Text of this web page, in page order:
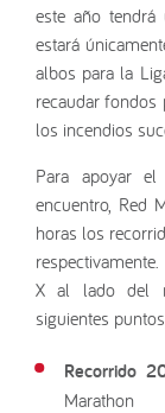
este año
estará
albos para la
recaudar fondos
los incendios
Para apoyar
encuentro, Red
horas los
X al lado del
siguientes
Recorrido
Marathon